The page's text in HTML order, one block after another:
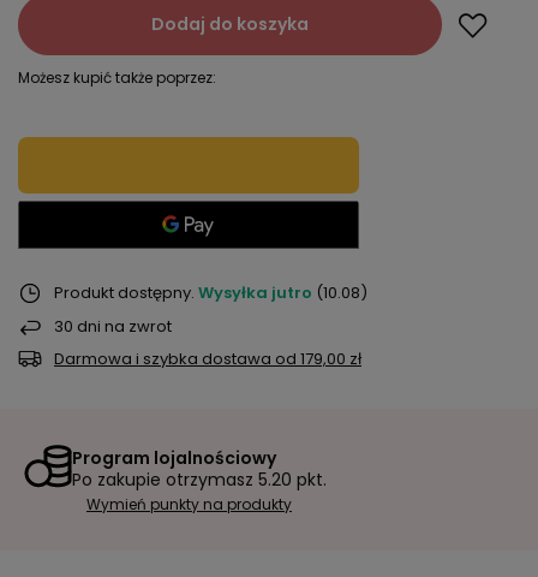
Dodaj do koszyka
Możesz kupić także poprzez:
Produkt dostępny Wysyłka jutro (10.08)
30 dni na zwrot
Darmowa i szybka dostawa od 179,00 zł
Program lojalnościowy
Po zakupie otrzymasz 5.20 pkt.
Wymień punkty na produkty